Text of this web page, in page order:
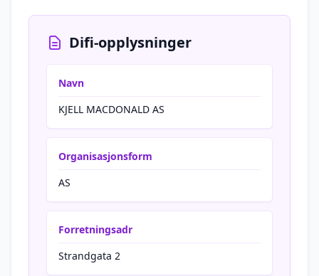
Difi-opplysninger
Navn
KJELL MACDONALD AS
Organisasjonsform
AS
Forretningsadr
Strandgata 2